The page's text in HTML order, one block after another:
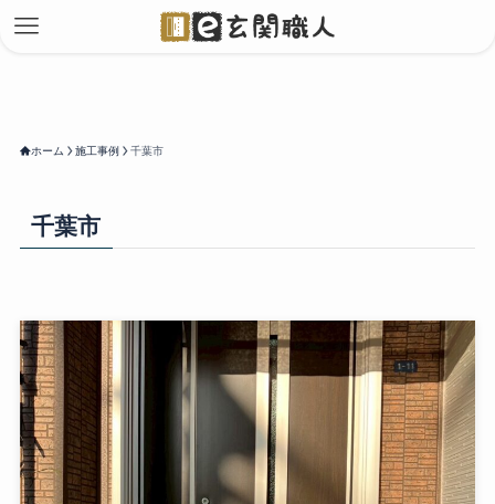
ホーム 施工事例 千葉市
千葉市